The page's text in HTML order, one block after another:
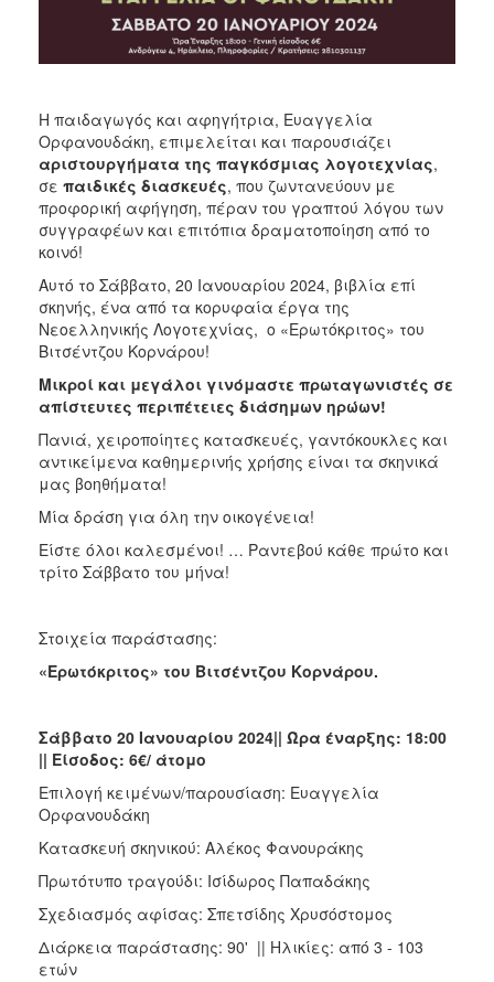
Η παιδαγωγός και αφηγήτρια, Ευαγγελία
Ορφανουδάκη, επιμελείται και παρουσιάζει
αριστουργήματα της παγκόσμιας λογοτεχνίας,
σε παιδικές διασκευές, που ζωντανεύουν με
προφορική αφήγηση, πέραν του γραπτού λόγου των
συγγραφέων και επιτόπια δραματοποίηση από το
κοινό!
Αυτό το Σάββατο, 20 Ιανουαρίου 2024, βιβλία επί
σκηνής, ένα από τα κορυφαία έργα της
Νεοελληνικής Λογοτεχνίας, ο «Ερωτόκριτος» του
Βιτσέντζου Κορνάρου!
Μικροί και μεγάλοι γινόμαστε πρωταγωνιστές σε
απίστευτες περιπέτειες διάσημων ηρώων!
Πανιά, χειροποίητες κατασκευές, γαντόκουκλες και
αντικείμενα καθημερινής χρήσης είναι τα σκηνικά
μας βοηθήματα!
Μία δράση για όλη την οικογένεια!
Είστε όλοι καλεσμένοι! … Ραντεβού κάθε πρώτο και
τρίτο Σάββατο του μήνα!
Στοιχεία παράστασης:
«Ερωτόκριτος» του Βιτσέντζου Κορνάρου.
Σάββατο 20 Ιανουαρίου 2024|| Ώρα έναρξης: 18:00
|| Είσοδος: 6€/ άτομο
Επιλογή κειμένων/παρουσίαση: Ευαγγελία
Ορφανουδάκη
Κατασκευή σκηνικού: Αλέκος Φανουράκης
Πρωτότυπο τραγούδι: Ισίδωρος Παπαδάκης
Σχεδιασμός αφίσας: Σπετσίδης Χρυσόστομος
Διάρκεια παράστασης: 90' || Ηλικίες: από 3 - 103
ετών